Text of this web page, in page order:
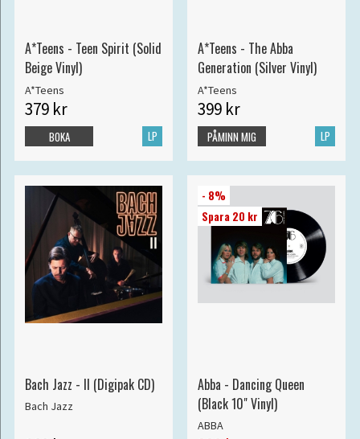
A*Teens - Teen Spirit (Solid
Beige Vinyl)
A*Teens
379 kr
LP
BOKA
A*Teens - The Abba
Generation (Silver Vinyl)
A*Teens
399 kr
LP
PÅMINN MIG
Bach Jazz - II (Digipak CD)
Bach Jazz
- 8%
Spara 20 kr
Abba - Dancing Queen
(Black 10" Vinyl)
ABBA